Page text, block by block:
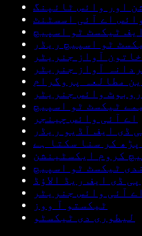
اور وائس ٹائپنگ
وائس اے آئی اسسٹنٹ
ٹیکسٹ ٹو اسپیچ
ٹو اسپیچ ریڈر
خاتون آواز جنریٹر
آواز جنریٹر
مطالعہ پروگرام
روبوٹ وائس جنریٹر
ٹیکسٹ ٹو اسپیچ
اے آئی وائس چینجر
ڈی ایف آڈیو ریڈر
کر سنا سکتا ہے
کروم ایکسٹینشن
ٹیکسٹ ٹو اسپیچ
پی ڈی ایف ریڈ الاؤڈ
اے آئی وائس جنریٹر
ٹیکستو آ ووز
لیطوری دی ٹیکسٹو